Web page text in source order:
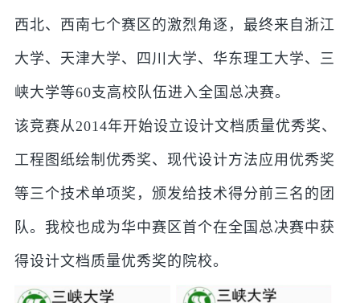
西北、西南七个赛区的激烈角逐，最终来自浙江
大学、天津大学、四川大学、华东理工大学、三
峡大学等60支高校队伍进入全国总决赛。
该竞赛从2014年开始设立设计文档质量优秀奖、
工程图纸绘制优秀奖、现代设计方法应用优秀奖
等三个技术单项奖，颁发给技术得分前三名的团
队。我校也成为华中赛区首个在全国总决赛中获
得设计文档质量优秀奖的院校。